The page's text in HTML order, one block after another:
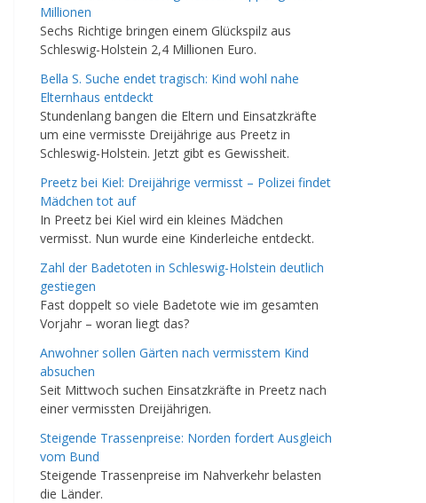
Millionen
Sechs Richtige bringen einem Glückspilz aus
Schleswig-Holstein 2,4 Millionen Euro.
Bella S. Suche endet tragisch: Kind wohl nahe
Elternhaus entdeckt
Stundenlang bangen die Eltern und Einsatzkräfte
um eine vermisste Dreijährige aus Preetz in
Schleswig-Holstein. Jetzt gibt es Gewissheit.
Preetz bei Kiel: Dreijährige vermisst – Polizei findet
Mädchen tot auf
In Preetz bei Kiel wird ein kleines Mädchen
vermisst. Nun wurde eine Kinderleiche entdeckt.
Zahl der Badetoten in Schleswig-Holstein deutlich
gestiegen
Fast doppelt so viele Badetote wie im gesamten
Vorjahr – woran liegt das?
Anwohner sollen Gärten nach vermisstem Kind
absuchen
Seit Mittwoch suchen Einsatzkräfte in Preetz nach
einer vermissten Dreijährigen.
Steigende Trassenpreise: Norden fordert Ausgleich
vom Bund
Steigende Trassenpreise im Nahverkehr belasten
die Länder.